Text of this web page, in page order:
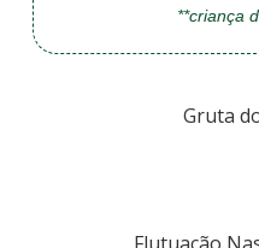
**criança
Gruta